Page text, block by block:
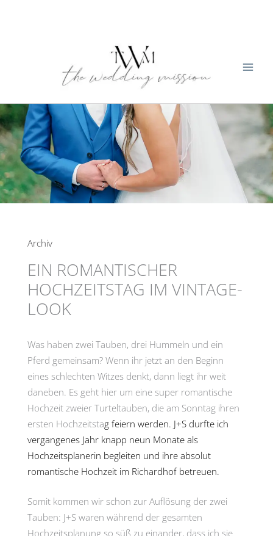
Archiv
EIN ROMANTISCHER
HOCHZEITSTAG IM VINTAGE-
LOOK
Was haben zwei Tauben, drei Hummeln und ein
Pferd gemeinsam? Wenn ihr jetzt an den Beginn
eines schlechten Witzes denkt, dann liegt ihr weit
daneben. Es geht hier um eine super romantische
Hochzeit zweier Turteltauben, die am Sonntag ihren
ersten Hochzeitstag feiern werden. J+S durfte ich
vergangenes Jahr knapp neun Monate als
Hochzeitsplanerin begleiten und ihre absolut
romantische Hochzeit im Richardhof betreuen.
Somit kommen wir schon zur Auflösung der zwei
Tauben: J+S waren während der gesamten
Hochzeitsplanung so süß zu einander, dass ich sie